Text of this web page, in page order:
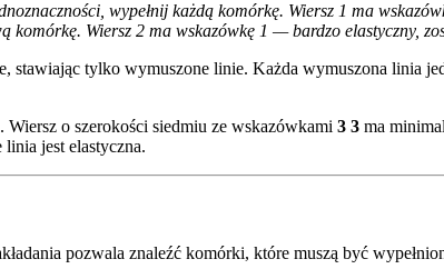
wypełnij każdą komórkę. Wiersz 1 ma
komórkę. Wiersz 2 ma wskazówkę 1 — bardzo elastyczny,
stawiając tylko wymuszone linie. Każda wymuszona linia
o szerokości siedmiu ze wskazówkami 3 3 ma
jest elastyczna.
pozwala znaleźć komórki, które muszą być